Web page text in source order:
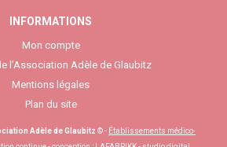
INFORMATIONS
Mon compte
l’Association Adèle de Glaubitz
Mentions légales
Plan du site
Adèle de Glaubitz © - Établissements médico-